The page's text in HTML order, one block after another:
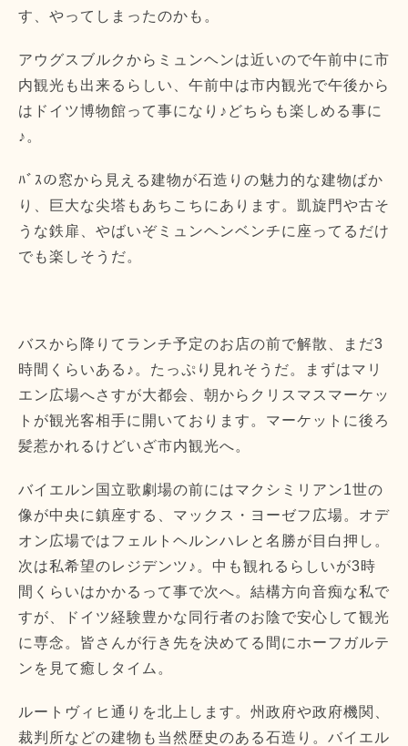
す、やってしまったのかも。
アウグスブルクからミュンヘンは近いので午前中に市
内観光も出来るらしい、午前中は市内観光で午後から
はドイツ博物館って事になり♪どちらも楽しめる事に
♪。
ﾊﾞｽの窓から見える建物が石造りの魅力的な建物ばか
り、巨大な尖塔もあちこちにあります。凱旋門や古そ
うな鉄扉、やばいぞミュンヘンベンチに座ってるだけ
でも楽しそうだ。
バスから降りてランチ予定のお店の前で解散、まだ3
時間くらいある♪。たっぷり見れそうだ。まずはマリ
エン広場へさすが大都会、朝からクリスマスマーケッ
トが観光客相手に開いております。マーケットに後ろ
髪惹かれるけどいざ市内観光へ。
バイエルン国立歌劇場の前にはマクシミリアン1世の
像が中央に鎮座する、マックス・ヨーゼフ広場。オデ
オン広場ではフェルトヘルンハレと名勝が目白押し。
次は私希望のレジデンツ♪。中も観れるらしいが3時
間くらいはかかるって事で次へ。結構方向音痴な私で
すが、ドイツ経験豊かな同行者のお陰で安心して観光
に専念。皆さんが行き先を決めてる間にホーフガルテ
ンを見て癒しタイム。
ルートヴィヒ通りを北上します。州政府や政府機関、
裁判所などの建物も当然歴史のある石造り。バイエル